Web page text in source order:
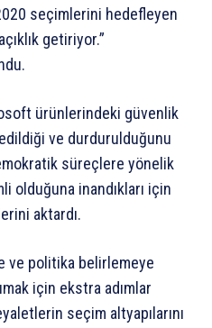
seçimlerini hedefleyen
getiriyor.”
ürünlerindeki güvenlik
ve durdurulduğunu
süreçlere yönelik
olduğuna inandıkları için
aktardı.
ve politika belirlemeye
için ekstra adımlar
seçim altyapılarını